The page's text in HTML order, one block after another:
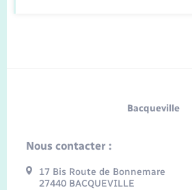
Bacqueville
Nous contacter :
17 Bis Route de Bonnemare
27440 BACQUEVILLE